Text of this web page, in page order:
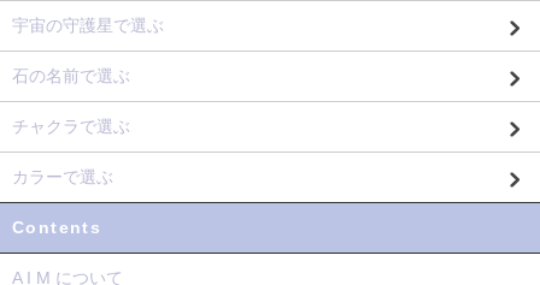
宇宙の守護星で選ぶ
石の名前で選ぶ
チャクラで選ぶ
カラーで選ぶ
Contents
A I M について